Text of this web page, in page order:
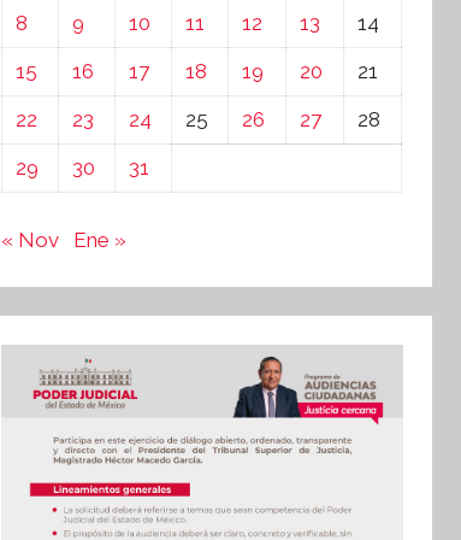
8
9 10 11 12 13
14
15
16 17 18 19 20
21
22
23 24 25 26 27
28
29
30 31
« Nov Ene »